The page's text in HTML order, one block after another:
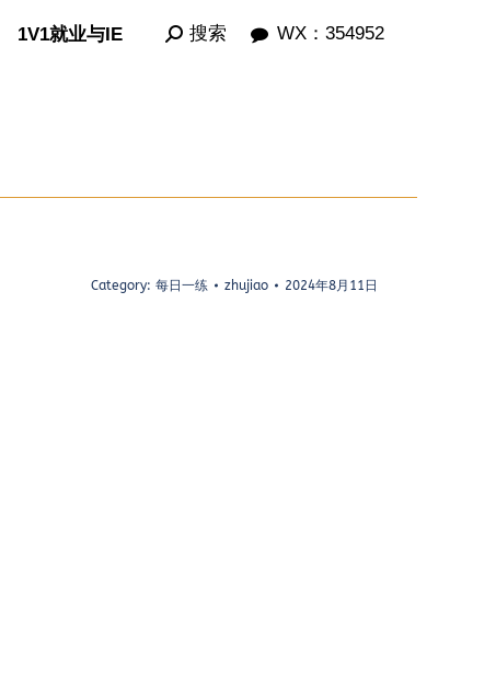
1V1就业与IE Search:
搜索 WX：354952
Category: 每日一练 zhujiao 2024年8月11日
1V1就业与IE Search:
搜索 WX：354952